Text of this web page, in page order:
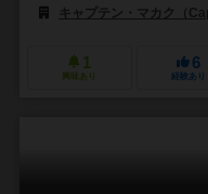
キャプテン・マカク（
1
興味あり
6
経験あり